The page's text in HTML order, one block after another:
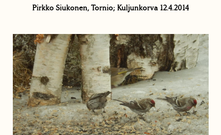
Pirkko Siukonen, Tornio; Kuljunkorva 12.4.2014